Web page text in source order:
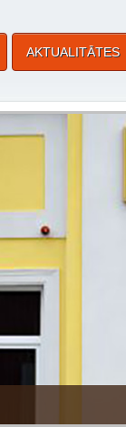
AKTUALITĀTES